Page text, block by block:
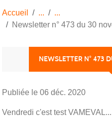
Accueil
Newsletter n° 473 du 30
NEWSLETTER N° 473
Publiée le 06 déc. 2020
Vendredi c'est test